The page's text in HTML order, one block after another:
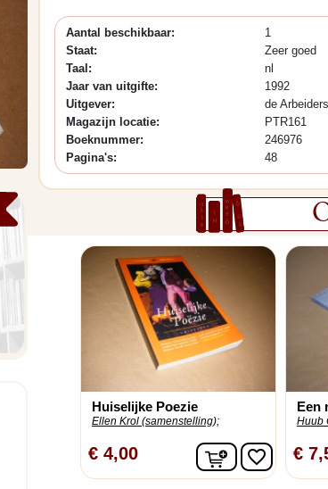
Aantal beschikbaar:
1
Staat:
Zeer goed
Taal:
nl
Jaar van uitgifte:
1992
Uitgever:
de
Magazijn locatie:
PTR161
Boeknummer:
246976
Pagina's:
48
Huiselijke Poezie
Ellen Krol (samenstelling);
€ 4,00 Infavorite_border
Een
Huub
€